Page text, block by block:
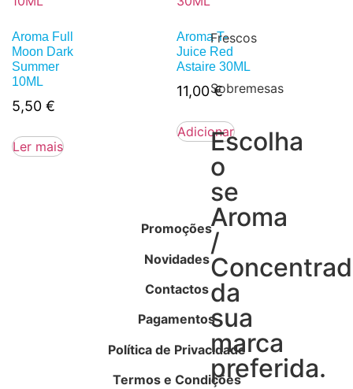
Frescos
Sobremesas
Escolha
o
se
Aroma
/
da
sua
marca
preferida.
Aroma Full
Moon Dark
Summer
10ML
5,50 €
Ler mais
Aroma T-
Juice Red
Astaire 30ML
11,00€
Adicionar
Promoções
Novidades
Contactos
Pagamentos
Política de Privacidade
Termos e Condições